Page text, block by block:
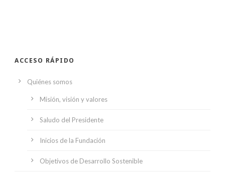
ACCESO RÁPIDO
Quiénes somos
Misión, visión y valores
Saludo del Presidente
Inicios de la Fundación
Objetivos de Desarrollo Sostenible